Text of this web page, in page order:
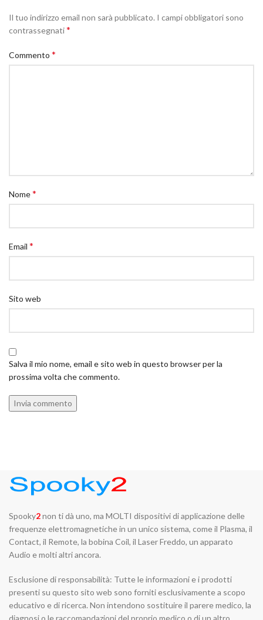
Il tuo indirizzo email non sarà pubblicato. I campi obbligatori sono
contrassegnati*
Commento *
Nome*
Email *
Sito web
Salva il mio nome, email e sito web in questo browser per la
prossima volta che commento.
Spooky2non ti dà uno, ma MOLTI dispositivi di applicazione delle
frequenze elettromagnetiche in un unico sistema, come il Plasma, il
Contact, il Remote, la bobina Coil, il Laser Freddo, un apparato
Audio e molti altri ancora.
Esclusione di responsabilità: Tutte le informazioni e i prodotti
presenti su questo sito web sono forniti esclusivamente a scopo
educativo e di ricerca. Non intendono sostituire il parere medico, la
diagnosi o le raccomandazioni del proprio medico o di un altro